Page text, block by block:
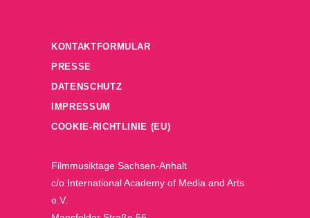
KONTAKTFORMULAR
PRESSE
DATENSCHUTZ
IMPRESSUM
COOKIE-RICHTLINIE (EU)
Filmmusiktage Sachsen-Anhalt
c/o International Academy of Media and Arts
e.V.